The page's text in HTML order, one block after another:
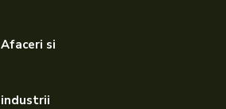
Afaceri si
industrii